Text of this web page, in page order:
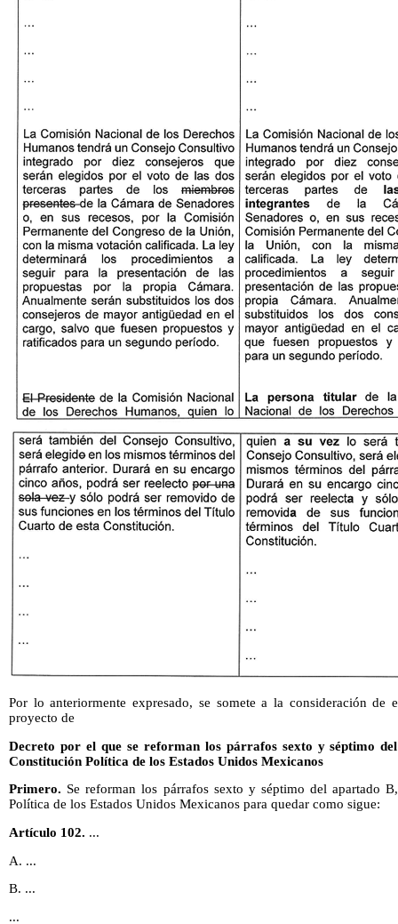
Por lo anteriormente expresado, se somete a la consideración de
proyecto de
Decreto por el que se reforman los párrafos sexto y séptimo
Constitución Política de los Estados Unidos Mexicanos
Primero. Se reforman los párrafos sexto y séptimo del apartado
Política de los Estados Unidos Mexicanos para quedar como sigue:
Artículo 102. ...
A. ...
B. ...
...